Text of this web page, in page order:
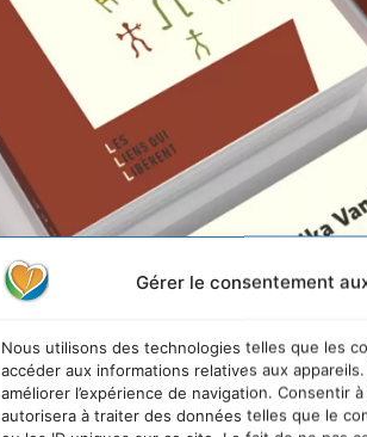
Gérer le consentement
Nous utilisons des technologies telles que les
accéder aux informations relatives aux
améliorer l’expérience de navigation. Consentir
autorisera à traiter des données telles que le